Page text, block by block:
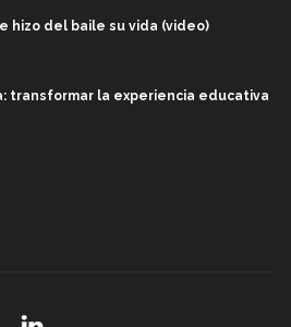
hizo del baile su vida (video)
transformar la experiencia educativa